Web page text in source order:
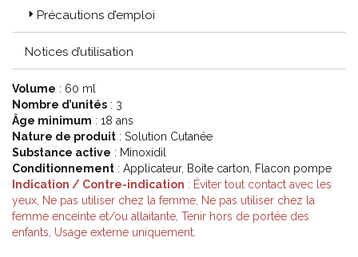
Précautions d’emploi
Notices d’utilisation
Volume : 60 ml
Nombre d’unités : 3
Âge minimum : 18 ans
Nature de produit : Solution Cutanée
Substance active : Minoxidil
Conditionnement : Applicateur, Boite carton, Flacon pompe
Indication / Contre-indication : Éviter tout contact avec les
yeux, Ne pas utiliser chez la femme, Ne pas utiliser chez la
femme enceinte et/ou allaitante, Tenir hors de portée des
enfants, Usage externe uniquement.